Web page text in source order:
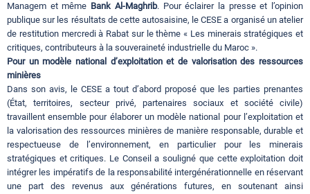
Managem et même Bank Al-Maghrib. Pour éclairer la presse et l’opinion
publique sur les résultats de cette autosaisine, le CESE a organisé un atelier
de restitution mercredi à Rabat sur le thème « Les minerais stratégiques et
critiques, contributeurs à la souveraineté industrielle du Maroc ».
Pour un modèle national d’exploitation et de valorisation des ressources
minières
Dans son avis, le CESE a tout d’abord proposé que les parties prenantes
(État, territoires, secteur privé, partenaires sociaux et société civile)
travaillent ensemble pour élaborer un modèle national pour l’exploitation et
la valorisation des ressources minières de manière responsable, durable et
respectueuse de l’environnement, en particulier pour les minerais
stratégiques et critiques. Le Conseil a souligné que cette exploitation doit
intégrer les impératifs de la responsabilité intergénérationnelle en réservant
une part des revenus aux générations futures, en soutenant ainsi